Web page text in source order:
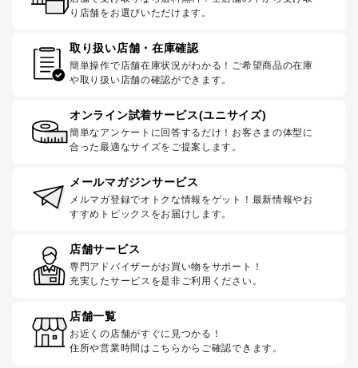
り店舗をお選びいただけます。
取り扱い店舗・在庫確認
簡単操作で店舗在庫状況がわかる！ご希望商品の在庫
や取り扱い店舗の確認ができます。
オンライン試着サービス(ユニサイズ)
簡単なアンケートに回答するだけ！お客さまの体型に
合った最適なサイズをご提案します。
メールマガジンサービス
メルマガ登録でオトクな情報をゲット！最新情報やお
すすめトピックスをお届けします。
店舗サービス
専門アドバイザーがお買い物をサポート！
充実したサービスを是非ご利用ください。
店舗一覧
お近くの店舗がすぐに見つかる！
住所や営業時間はこちらからご確認できます。